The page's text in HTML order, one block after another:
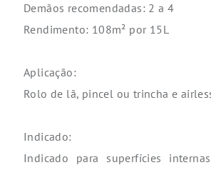
Demãos recomendadas: 2 a 4
Rendimento: 108m² por 15L
Aplicação:
Rolo de lã, pincel ou trincha e
Indicado:
Indicado para superfícies